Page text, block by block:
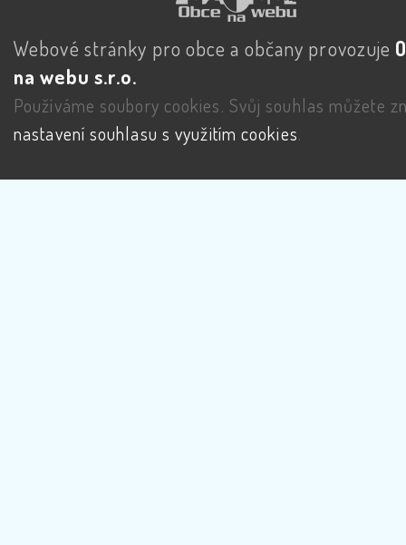
Webové stránky pro obce a občany provozuje
na webu s.r.o.
Používáme soubory cookies. Svůj souhlas můžete
nastavení souhlasu s využitím cookies.